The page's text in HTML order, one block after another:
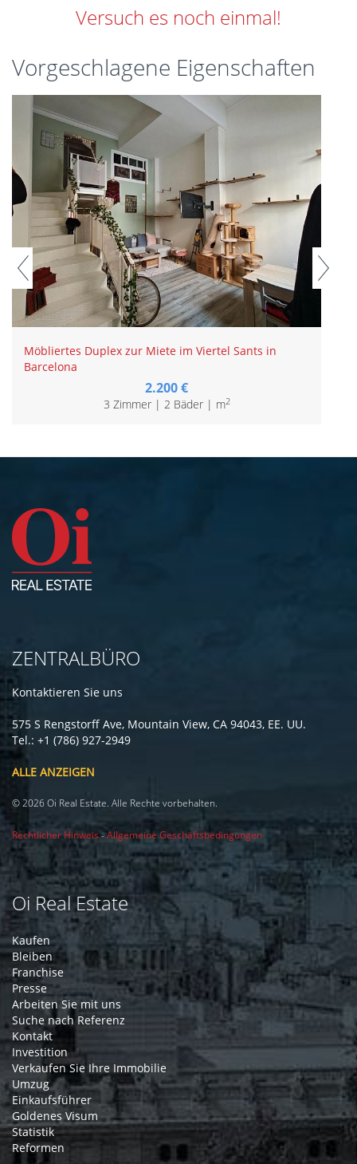
Versuch es noch einmal!
Vorgeschlagene Eigenschaften
Möbliertes Duplex zur Miete im Viertel Sants in
Barcelona
2.200 €
3 Zimmer | 2 Вäder | m2
ZENTRALBÜRO
Kontaktieren Sie uns
575 S Rengstorff Ave, Mountain View, CA 94043, EE. UU.
Tel.: +1 (786) 927-2949
ALLE ANZEIGEN
© 2026 Oi Real Estate. Alle Rechte vorbehalten.
Rechtlicher Hinweis-Allgemeine Geschäftsbedingungen
Oi Real Estate
Kaufen
Bleiben
Franchise
Presse
Arbeiten Sie mit uns
Suche nach Referenz
Kontakt
Investition
Verkaufen Sie Ihre Immobilie
Umzug
Einkaufsführer
Goldenes Visum
Statistik
Reformen